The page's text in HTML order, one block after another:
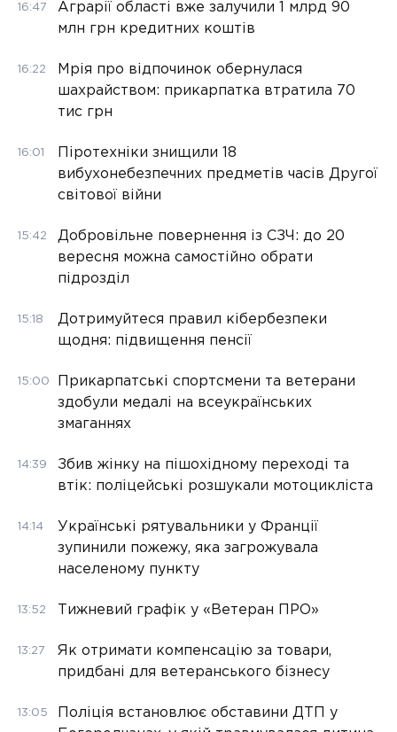
16:47
Аграрії області вже залучили 1 млрд 90
млн грн кредитних коштів
16:22
Мрія про відпочинок обернулася
шахрайством: прикарпатка втратила 70
тис грн
16:01
Піротехніки знищили 18
вибухонебезпечних предметів часів Другої
світової війни
15:42
Добровільне повернення із СЗЧ: до 20
вересня можна самостійно обрати
підрозділ
15:18
Дотримуйтеся правил кібербезпеки
щодня: підвищення пенсії
15:00
Прикарпатські спортсмени та ветерани
здобули медалі на всеукраїнських
змаганнях
14:39
Збив жінку на пішохідному переході та
втік: поліцейські розшукали мотоцикліста
14:14
Українські рятувальники у Франції
зупинили пожежу, яка загрожувала
населеному пункту
13:52 Тижневий графік у «Ветеран ПРО»
13:27
Як отримати компенсацію за товари,
придбані для ветеранського бізнесу
13:05
Поліція встановлює обставини ДТП у